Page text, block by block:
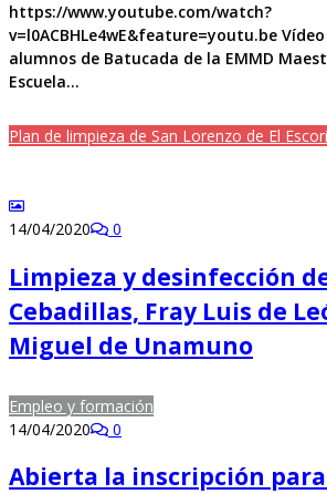
https://www.youtube.com/watch?
v=l0ACBHLe4wE&feature=youtu.be
alumnos de Batucada de la EMMD
Escuela…
Plan de limpieza de San Lorenzo de El
14/04/2020 0
Limpieza y desinfección
Cebadillas, Fray Luis de
Miguel de Unamuno
Empleo y formación
14/04/2020
0
Abierta la inscripción